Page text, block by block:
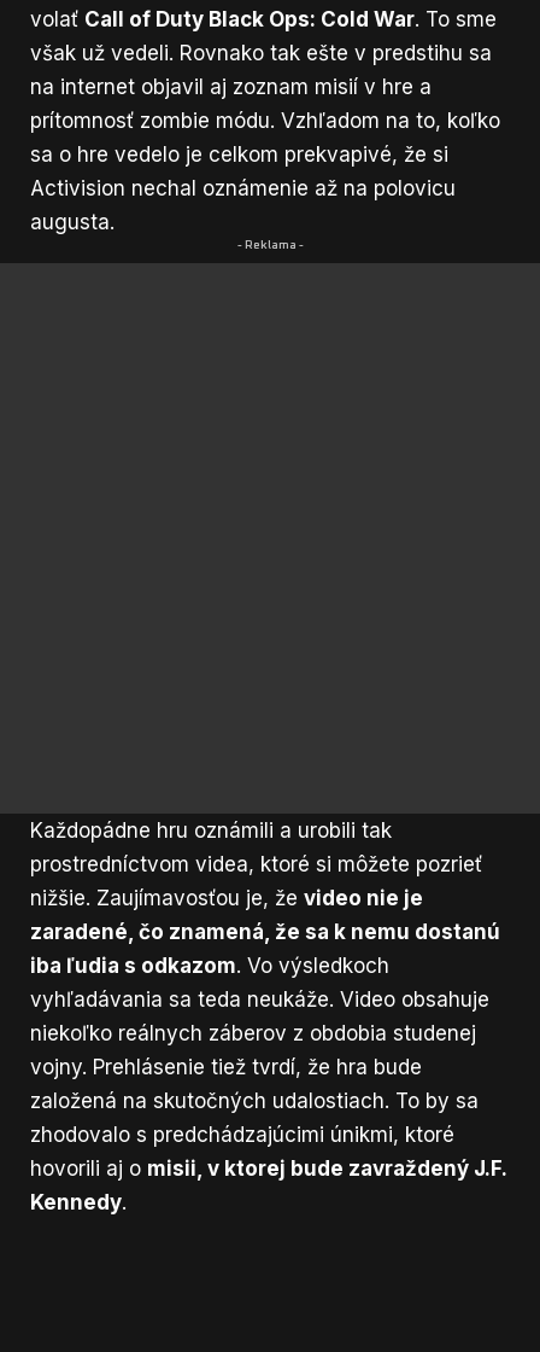
volať Call of Duty Black Ops: Cold War. To sme
však už vedeli. Rovnako tak ešte v predstihu sa
na internet objavil aj zoznam misií v hre a
prítomnosť zombie módu. Vzhľadom na to, koľko
sa o hre vedelo je celkom prekvapivé, že si
Activision nechal oznámenie až na polovicu
augusta.
- Reklama -
Každopádne hru oznámili a urobili tak
prostredníctvom videa, ktoré si môžete pozrieť
nižšie. Zaujímavosťou je, že video nie je
zaradené, čo znamená, že sa k nemu dostanú
iba ľudia s odkazom. Vo výsledkoch
vyhľadávania sa teda neukáže. Video obsahuje
niekoľko reálnych záberov z obdobia studenej
vojny. Prehlásenie tiež tvrdí, že hra bude
založená na skutočných udalostiach. To by sa
zhodovalo s predchádzajúcimi únikmi, ktoré
hovorili aj o misii, v ktorej bude zavraždený J.F.
Kennedy.